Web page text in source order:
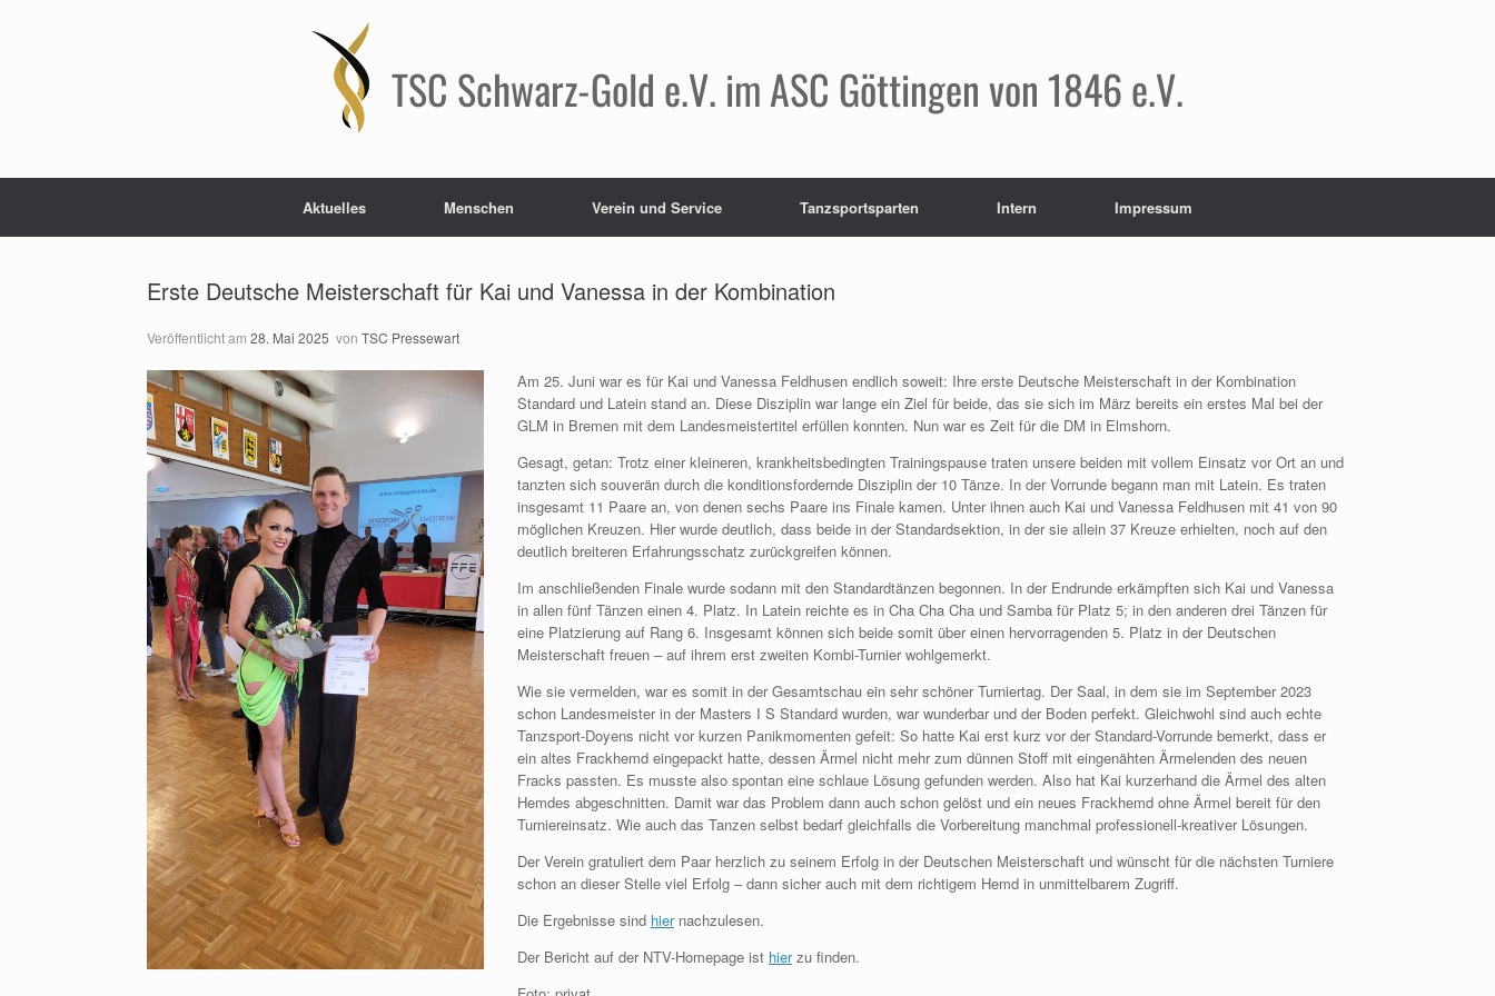
TSC Schwarz-Gold e.V. im ASC Göttingen von 1846 e.V.
Aktuelles Menschen Verein und Service Tanzsportsparten Intern Impressum
Erste Deutsche Meisterschaft für Kai und Vanessa in der Kombination
Veröffentlicht am 28. Mai 2025 von TSC Pressewart
Am 25. Juni war es für Kai und Vanessa Feldhusen endlich soweit: Ihre erste Deutsche Meisterschaft in der Kombination
Standard und Latein stand an. Diese Disziplin war lange ein Ziel für beide, das sie sich im März bereits ein erstes Mal bei der
GLM in Bremen mit dem Landesmeistertitel erfüllen konnten. Nun war es Zeit für die DM in Elmshorn.
Gesagt, getan: Trotz einer kleineren, krankheitsbedingten Trainingspause traten unsere beiden mit vollem Einsatz vor Ort an und
tanzten sich souverän durch die konditionsfordernde Disziplin der 10 Tänze. In der Vorrunde begann man mit Latein. Es traten
insgesamt 11 Paare an, von denen sechs Paare ins Finale kamen. Unter ihnen auch Kai und Vanessa Feldhusen mit 41 von 90
möglichen Kreuzen. Hier wurde deutlich, dass beide in der Standardsektion, in der sie allein 37 Kreuze erhielten, noch auf den
deutlich breiteren Erfahrungsschatz zurückgreifen können.
Im anschließenden Finale wurde sodann mit den Standardtänzen begonnen. In der Endrunde erkämpften sich Kai und Vanessa
in allen fünf Tänzen einen 4. Platz. In Latein reichte es in Cha Cha Cha und Samba für Platz 5; in den anderen drei Tänzen für
eine Platzierung auf Rang 6. Insgesamt können sich beide somit über einen hervorragenden 5. Platz in der Deutschen
Meisterschaft freuen – auf ihrem erst zweiten Kombi-Turnier wohlgemerkt.
Wie sie vermelden, war es somit in der Gesamtschau ein sehr schöner Turniertag. Der Saal, in dem sie im September 2023
schon Landesmeister in der Masters I S Standard wurden, war wunderbar und der Boden perfekt. Gleichwohl sind auch echte
Tanzsport-Doyens nicht vor kurzen Panikmomenten gefeit: So hatte Kai erst kurz vor der Standard-Vorrunde bemerkt, dass er
ein altes Frackhemd eingepackt hatte, dessen Ärmel nicht mehr zum dünnen Stoff mit eingenähten Ärmelenden des neuen
Fracks passten. Es musste also spontan eine schlaue Lösung gefunden werden. Also hat Kai kurzerhand die Ärmel des alten
Hemdes abgeschnitten. Damit war das Problem dann auch schon gelöst und ein neues Frackhemd ohne Ärmel bereit für den
Turniereinsatz. Wie auch das Tanzen selbst bedarf gleichfalls die Vorbereitung manchmal professionell-kreativer Lösungen.
Der Verein gratuliert dem Paar herzlich zu seinem Erfolg in der Deutschen Meisterschaft und wünscht für die nächsten Turniere
schon an dieser Stelle viel Erfolg – dann sicher auch mit dem richtigem Hemd in unmittelbarem Zugriff.
Die Ergebnisse sind hiernachzulesen.
Der Bericht auf der NTV-Homepage ist hierzu finden.